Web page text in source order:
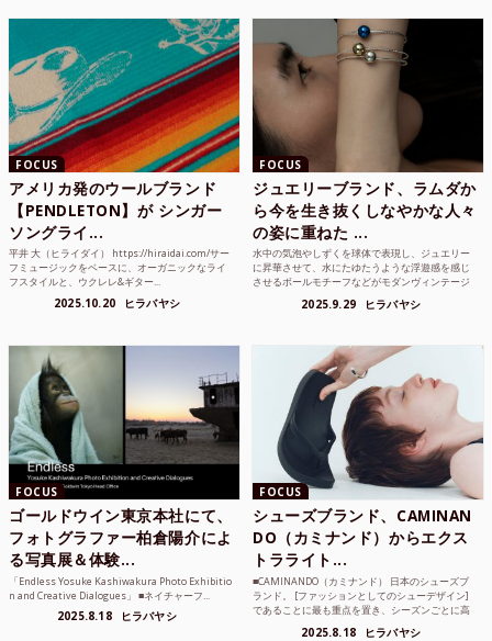
FOCUS
アメリカ発のウールブランド
【PENDLETON】が シンガー
ソングライ...
平井 大（ヒライダイ） https://hiraidai.com/サー
フミュージックをベースに、オーガニックなライ
フスタイルと、ウクレレ&ギター...
2025.10.20 ヒラバヤシ
FOCUS
ジュエリーブランド、ラムダか
ら今を生き抜くしなやかな人々
の姿に重ねた ...
水中の気泡やしずくを球体で表現し、ジュエリー
に昇華させて、水にたゆたうような浮遊感を感じ
させるボールモチーフなどがモダンヴィンテージ
2025.9.29 ヒラバヤシ
FOCUS
ゴールドウイン東京本社にて、
フォトグラファー柏倉陽介によ
る写真展＆体験...
「Endless Yosuke Kashiwakura Photo Exhibitio
n and Creative Dialogues」 ■ネイチャーフ...
2025.8.18 ヒラバヤシ
FOCUS
シューズブランド、CAMINAN
DO（カミナンド）からエクス
トラライト...
■CAMINANDO（カミナンド） 日本のシューズブ
ランド。 [ファッションとしてのシューデザイン]
であることに最も重点を置き、シーズンごとに高
2025.8.18 ヒラバヤシ